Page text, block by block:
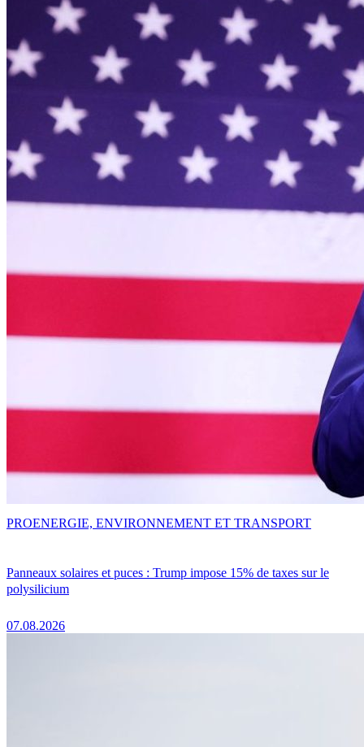
Panneaux solaires et puces : Trump impose 15% de taxes sur le
polysilicium
07.08.2026
PROENERGIE, ENVIRONNEMENT ET TRANSPORT